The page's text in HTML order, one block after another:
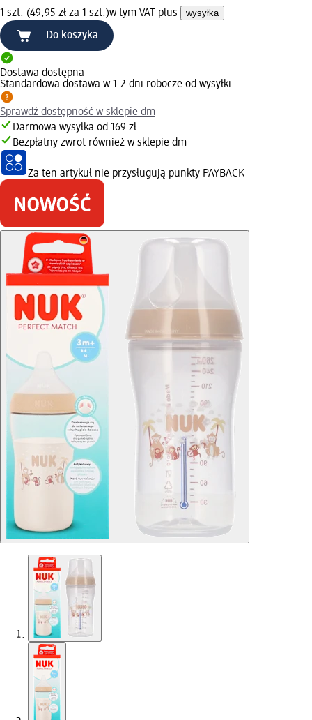
1 szt. (49,95 zł za 1 szt.)w tym VAT plus wysyłka
Do koszyka
Dostawa dostępna
Standardowa dostawa w 1-2 dni robocze od wysyłki
Sprawdź dostępność w sklepie dm
Darmowa wysyłka od 169 zł
Bezpłatny zwrot również w sklepie dm
Za ten artykuł nie przysługują punkty PAYBACK